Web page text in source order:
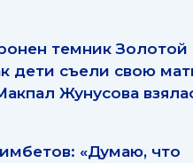
темник Золотой
дети съели свою
Жунусова
«Думаю, что